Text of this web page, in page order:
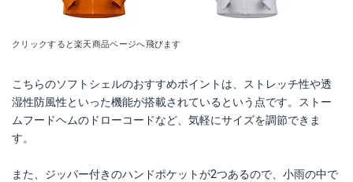
クリックすると楽天商品ページへ飛びます
こちらのソフトシェルのおすすめポイントは、ストレッチ性や透
湿性防風性といった機能が搭載されているという点です。ストー
ムフードヘムのドローコードなど、気軽にサイズを調節できま
す。
また、ジッパー付きのハンドポケットが2つあるので、小雨の中で